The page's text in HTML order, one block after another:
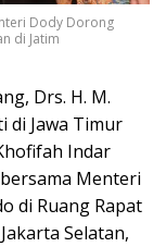
Dody Dorong
di Jatim
Drs. H. M.
di Jawa Timur
Indar
Menteri
di Ruang Rapat
Selatan,